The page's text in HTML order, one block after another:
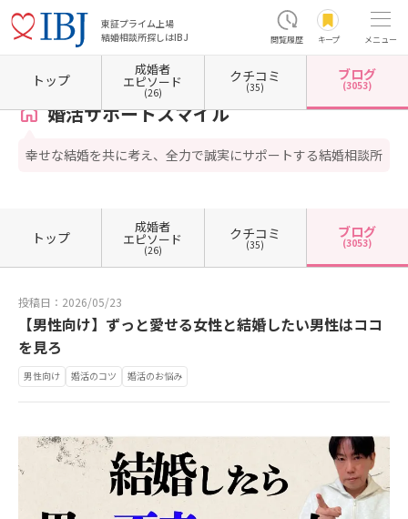
東証プライム上場
結婚相談所探しはIBJ
閲覧履歴 キープ メニュー
ホーム 奈良県の結婚相談所 婚活サポートスマイル カウンセラーブログ一覧 カウンセ
婚活サポートスマイル
幸せな結婚を共に考え、全力で誠実にサポートする結婚相談所
トップ
成婚者
エピソード
(26)
クチコミ
(35)
ブログ
(3053)
トップ
成婚者
エピソード
(26)
クチコミ
(35)
ブログ
(3053)
投稿日：2026/05/23
【男性向け】ずっと愛せる女性と結婚したい男性はココ
を見ろ
男性向け 婚活のコツ 婚活のお悩み